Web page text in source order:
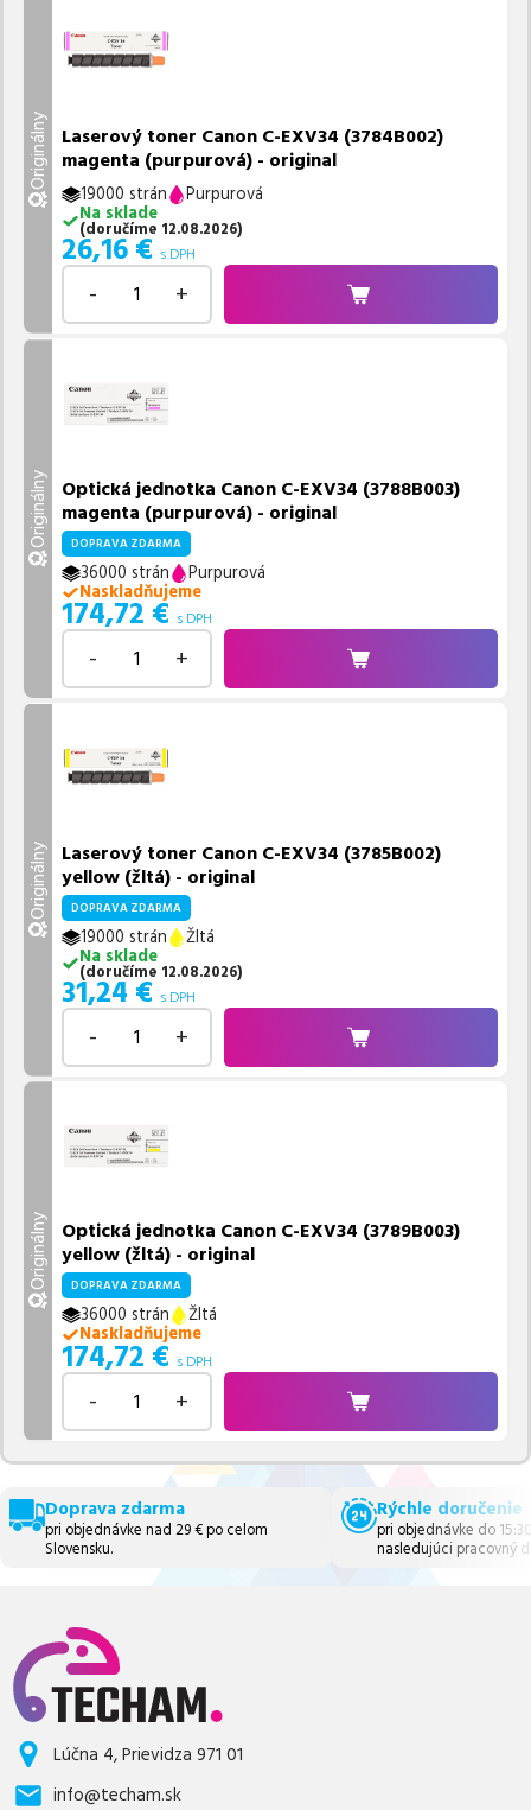
Originálny Laserový toner Canon C-EXV34 (3784B002)
magenta (purpurová) - original
19000 strán
Purpurová
Na sklade
(doručíme 12.08.2026)
26,16 € s DPH
- +
Originálny Optická jednotka Canon C-EXV34 (3788B003)
magenta (purpurová) - original
DOPRAVA ZDARMA
36000 strán
Purpurová
Naskladňujeme
174,72 € s DPH
- +
Originálny Laserový toner Canon C-EXV34 (3785B002)
yellow (žltá) - original
DOPRAVA ZDARMA
19000 strán
Žltá
Na sklade
(doručíme 12.08.2026)
31,24 € s DPH
- +
Originálny Optická jednotka Canon C-EXV34 (3789B003)
yellow (žltá) - original
DOPRAVA ZDARMA
36000 strán
Žltá
Naskladňujeme
174,72 € s DPH
- +
Doprava zdarma
pri objednávke nad 29 € po celom
Slovensku.
Rýchle doručenie
pri objednávke do
nasledujúci pracovný
Lúčna 4, Prievidza 971 01
info@techam.sk